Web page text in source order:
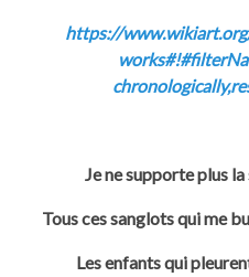
https://
Je ne supporte plus
Tous ces sanglots qui me
Les enfants qui